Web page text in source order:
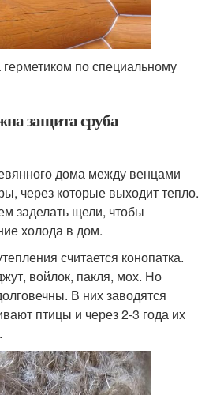
по специальному
защита сруба
дома между венцами
через которые выходит тепло.
заделать щели, чтобы
холода в дом.
считается конопатка.
войлок, пакля, мох. Но
В них заводятся
птицы и через 2-3 года их